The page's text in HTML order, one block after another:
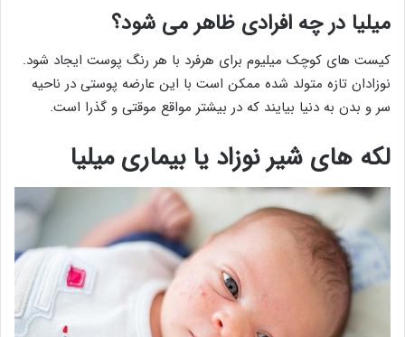
میلیا در چه افرادی ظاهر می شود؟
کیست های کوچک میلیوم برای هرفرد با هر رنگ پوست ایجاد شود.
نوزادان تازه متولد شده ممکن است با این عارضه پوستی در ناحیه
سر و بدن به دنیا بیایند که در بیشتر مواقع موقتی و گذرا است.
لکه های شیر نوزاد یا بیماری میلیا